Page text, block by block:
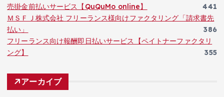
売掛金前払いサービス【QuQuMo online】
441
ＭＳＦＪ株式会社 フリーランス様向けファクタリング「請求書先
払い」
386
フリーランス向け報酬即日払いサービス【ペイトナーファクタリ
ング】
355
アーカイブ